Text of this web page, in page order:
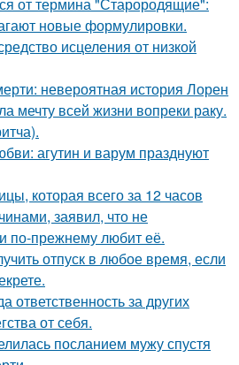
от термина "Старородящие":
новые формулировки.
исцеления от низкой
невероятная история Лорен
мечту всей жизни вопреки раку.
агутин и варум празднуют
которая всего за 12 часов
заявил, что не
по-прежнему любит её.
отпуск в любое время, если
ответственность за других
от себя.
посланием мужу спустя